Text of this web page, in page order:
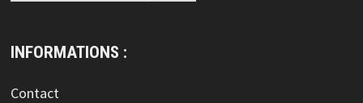
INFORMATIONS :
Contact